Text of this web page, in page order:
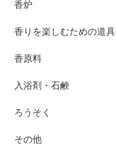
香炉
香りを楽しむための道具
香原料
入浴剤・石鹸
ろうそく
その他